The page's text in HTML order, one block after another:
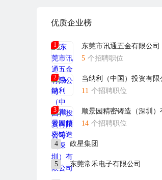
优质企业榜
1
东莞市讯通五金有限公司
5 个招聘职位
2
当纳利（中国）投资有限
11 个招聘职位
3
顺景园精密铸造（深圳）
14 个招聘职位
4 政星集团
5 东莞常禾电子有限公司